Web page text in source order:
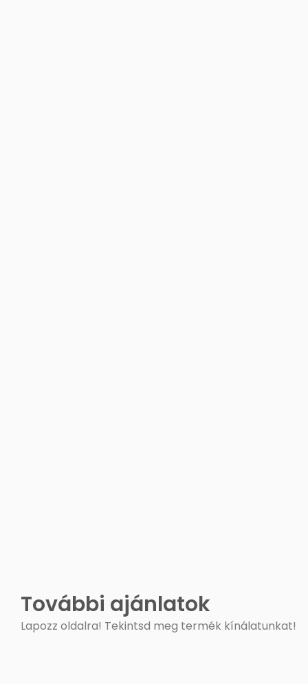
További ajánlatok
Lapozz oldalra! Tekintsd meg termék kínálatunkat!